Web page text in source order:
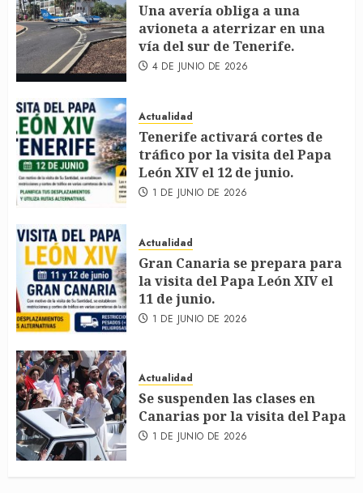
Una avería obliga a una
avioneta a aterrizar en una
vía del sur de Tenerife.
4 DE JUNIO DE 2026
Actualidad
Tenerife activará cortes de
tráfico por la visita del Papa
León XIV el 12 de junio.
1 DE JUNIO DE 2026
Actualidad
Gran Canaria se prepara para
la visita del Papa León XIV el
11 de junio.
1 DE JUNIO DE 2026
Actualidad
Se suspenden las clases en
Canarias por la visita del Papa
1 DE JUNIO DE 2026